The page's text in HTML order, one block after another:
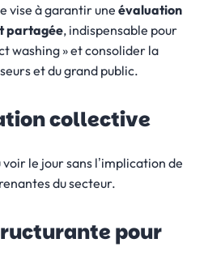
vise à garantir une évaluation
partagée, indispensable pour
washing » et consolider la
et du grand public.
collective
le jour sans l’implication de
du secteur.
pour